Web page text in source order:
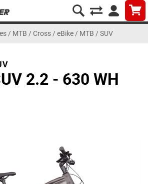
/ MTB / Cross/ eBike / MTB / SUV
2.2 - 630 WH